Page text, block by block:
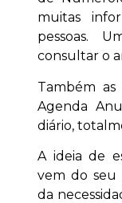
muitas
pessoas.
consultar o
Também as
Agenda
diário,
A ideia de
vem do seu
da